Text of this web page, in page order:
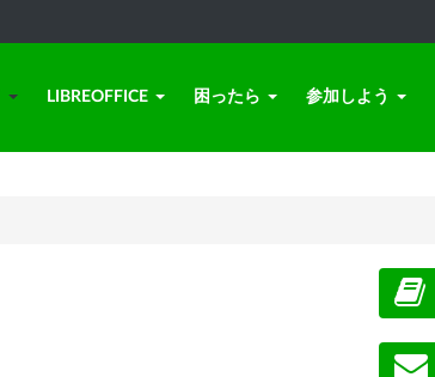
LIBREOFFICE 困ったら 参加しよう